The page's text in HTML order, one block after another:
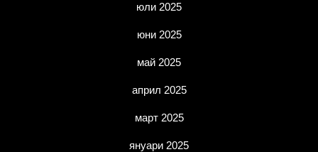
юли 2025
юни 2025
май 2025
април 2025
март 2025
януари 2025